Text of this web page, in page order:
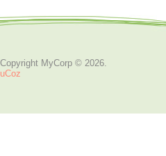
Copyright MyCorp © 2026.
uCoz